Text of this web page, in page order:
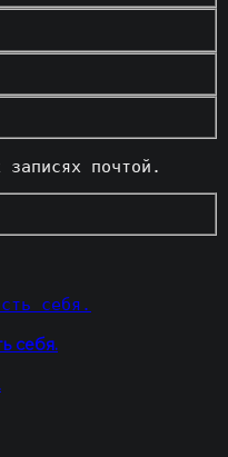
записях почтой.
себя.